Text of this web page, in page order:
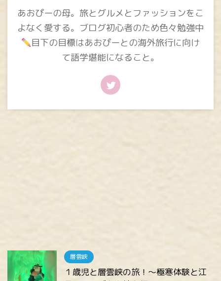
あおぴーの母。旅とグルメとファッションをこ
よなく愛する。ブログ初心者のため色々勉強中
目下の目標はあおぴーとの海外旅行に向け
て語学堪能になること。
層雲峡
１歳児と層雲峡の旅！～極寒体験と江